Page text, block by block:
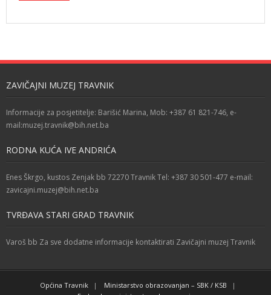
ZAVIČAJNI MUZEJ TRAVNIK
Informacije za posjetitelje: Barišić Marina, Mob: +387 61 821-746, e-
mail:muzej.travnik@bih.net.ba
RODNA KUĆA IVE ANDRIĆA
Enes Škrgo, kustos Zenjak bb 72270 Travnik Tel: +387 30 501-477 e-mail:
zavicajni.muzej@bih.net.ba
TVRĐAVA STARI GRAD TRAVNIK
Varoš bb Za sve dodatne informacije kontaktirati Zavičajni muzej Travnik
Općina Travnik
Ministarstvo obrazovanjan – SBK / KSB